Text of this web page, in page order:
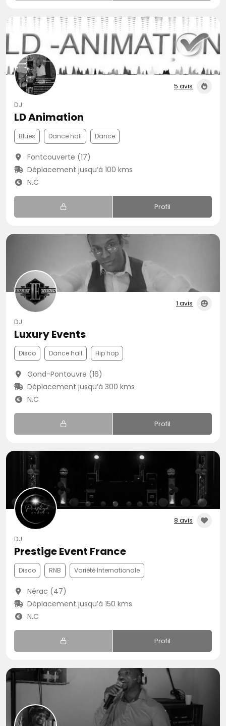
5 avis
DJ
LD Animation
Blues Dance hall Dance
Fontcouverte (17)
Déplacement jusqu’à 100 kms
N.C
Profil
1 avis
DJ
Luxury Events
Disco Dance hall Hip hop
Gond-Pontouvre (16)
Déplacement jusqu’à 300 kms
N.C
Profil
8 avis
DJ
Prestige Event France
Disco RNB Variété Internationale
Nérac (47)
Déplacement jusqu’à 150 kms
N.C
Profil